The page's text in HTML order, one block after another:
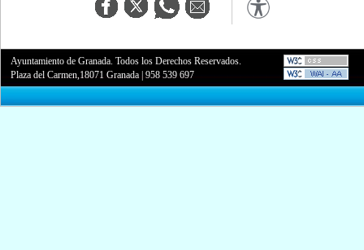
Ayuntamiento de Granada. Todos los Derechos Reservados.
Plaza del Carmen,18071 Granada |958 539 697